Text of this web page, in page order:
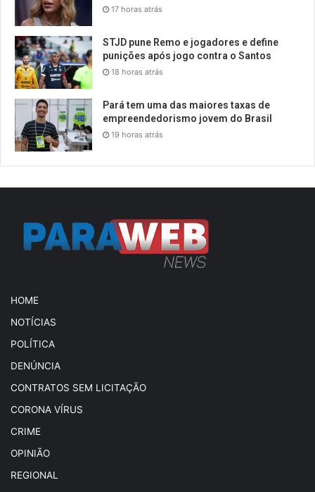
17 horas atrás
STJD pune Remo e jogadores e define
punições após jogo contra o Santos
18 horas atrás
Pará tem uma das maiores taxas de
empreendedorismo jovem do Brasil
19 horas atrás
HOME
NOTÍCIAS
POLÍTICA
DENÚNCIA
CONTRATOS SEM LICITAÇÃO
CORONA VÍRUS
CRIME
OPINIÃO
REGIONAL